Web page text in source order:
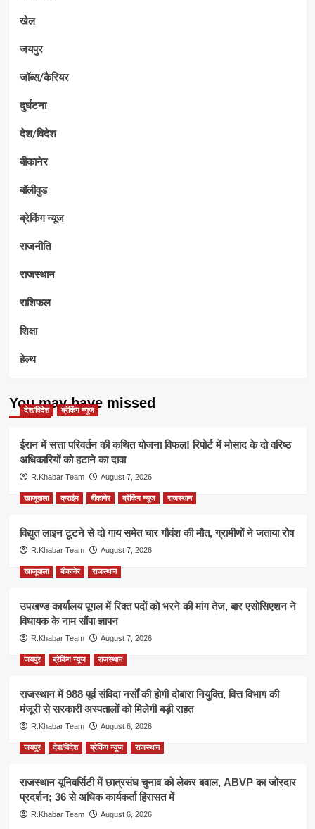
खेल
जयपुर
जॉब्स/कैरियर
दुर्घटना
देश/विदेश
बीकानेर
बॉलीवुड
ब्रेकिंग न्यूज
राजनीति
राजस्थान
राशिफल
शिक्षा
हेल्थ
You may have missed
देश/विदेश ब्रेकिंग न्यूज
ईरान में सत्ता परिवर्तन की कथित योजना विफल! रिपोर्ट में मोसाद के दो वरिष्ठ
अधिकारियों को हटाने का दावा
R.Khabar Team August 7, 2026
खाजूवाला क्राईम बीकानेर ब्रेकिंग न्यूज राजस्थान
विद्युत लाइन टूटने से दो गाय समेत चार गौवंश की मौत, ग्रामीणों ने जताया रोष
R.Khabar Team August 7, 2026
खाजूवाला बीकानेर राजस्थान
उपखण्ड कार्यालय पूगल में रिक्त पदों को भरने की मांग तेज, बार एसोसिएशन ने
विधायक के नाम सौंपा ज्ञापन
R.Khabar Team August 7, 2026
जयपुर ब्रेकिंग न्यूज राजस्थान
राजस्थान में 988 पूर्व संविदा नर्सों की होगी दोबारा नियुक्ति, वित्त विभाग की
मंजूरी से सरकारी अस्पतालों को मिलेगी बड़ी राहत
R.Khabar Team August 6, 2026
जयपुर देश/विदेश ब्रेकिंग न्यूज राजस्थान
राजस्थान यूनिवर्सिटी में छात्रसंघ चुनाव को लेकर बवाल, ABVP का जोरदार
प्रदर्शन; 36 से अधिक कार्यकर्ता हिरासत में
R.Khabar Team August 6, 2026